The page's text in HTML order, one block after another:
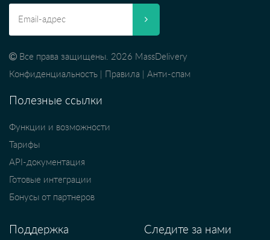
Все права защищены. 2026 MassDelivery
Конфиденциальность
Правила Анти-спам
Полезные ссылки
Функции и возможности
Тарифы
API-документация
Готовые интеграции
Бонусы от партнеров
Поддержка Следите за нами